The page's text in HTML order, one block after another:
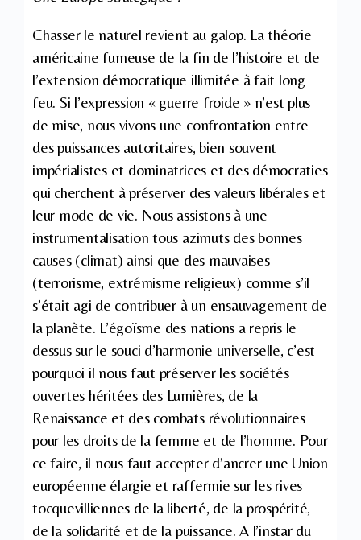
Chasser le naturel revient au galop. La théorie
américaine fumeuse de la fin de l’histoire et de
l’extension démocratique illimitée à fait long
feu. Si l’expression « guerre froide » n’est plus
de mise, nous vivons une confrontation entre
des puissances autoritaires, bien souvent
impérialistes et dominatrices et des démocraties
qui cherchent à préserver des valeurs libérales et
leur mode de vie. Nous assistons à une
instrumentalisation tous azimuts des bonnes
causes (climat) ainsi que des mauvaises
(terrorisme, extrémisme religieux) comme s’il
s’était agi de contribuer à un ensauvagement de
la planète. L’égoïsme des nations a repris le
dessus sur le souci d’harmonie universelle, c’est
pourquoi il nous faut préserver les sociétés
ouvertes héritées des Lumières, de la
Renaissance et des combats révolutionnaires
pour les droits de la femme et de l’homme. Pour
ce faire, il nous faut accepter d’ancrer une Union
européenne élargie et raffermie sur les rives
tocquevilliennes de la liberté, de la prospérité,
de la solidarité et de la puissance. A l’instar du